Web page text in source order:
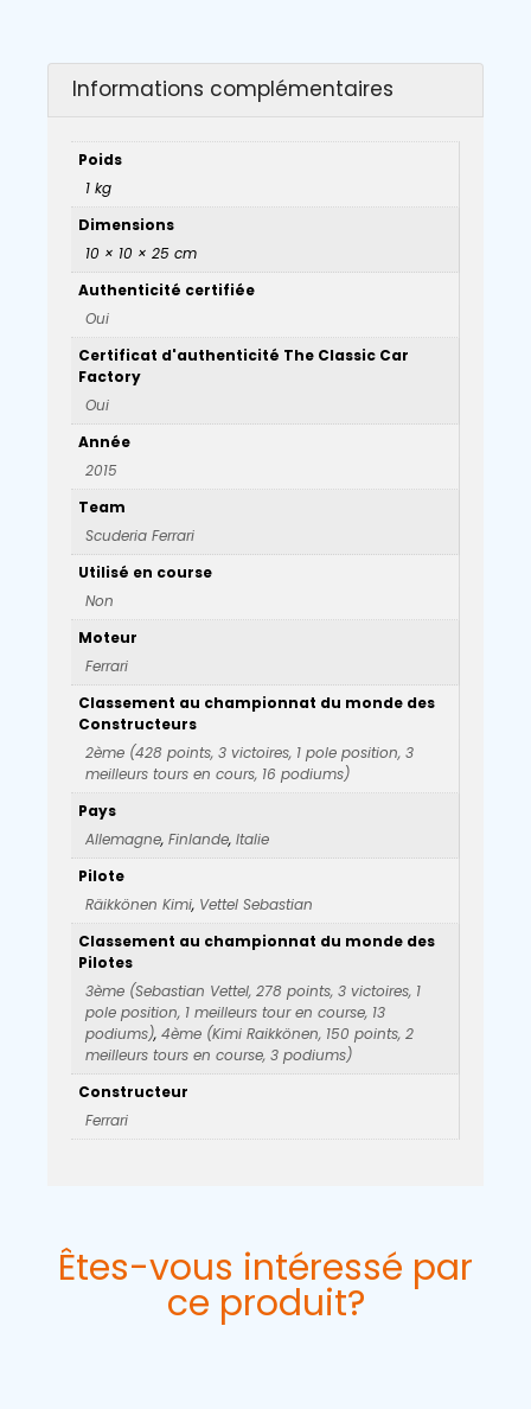
Informations complémentaires
Poids
1 kg
Dimensions
10 × 10 × 25 cm
Authenticité certifiée
Oui
Certificat d'authenticité The Classic Car
Factory
Oui
Année
2015
Team
Scuderia Ferrari
Utilisé en course
Non
Moteur
Ferrari
Classement au championnat du monde des
Constructeurs
2ème (428 points, 3 victoires, 1 pole position, 3
meilleurs tours en cours, 16 podiums)
Pays
Allemagne, Finlande, Italie
Pilote
Räikkönen Kimi, Vettel Sebastian
Classement au championnat du monde des
Pilotes
3ème (Sebastian Vettel, 278 points, 3 victoires, 1
pole position, 1 meilleurs tour en course, 13
podiums), 4ème (Kimi Raikkönen, 150 points, 2
meilleurs tours en course, 3 podiums)
Constructeur
Ferrari
Êtes-vous intéressé par
ce produit?